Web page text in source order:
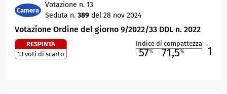
Camera
Votazione n. 13
Seduta n. 389 del 28 nov 2024
Votazione Ordine del giorno 9/2022/33 DDL n. 2022
RESPINTA
13 voti di scarto
Indice di compattezza
57% 71,5% 1